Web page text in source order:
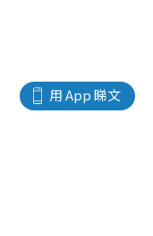
用 App 睇文